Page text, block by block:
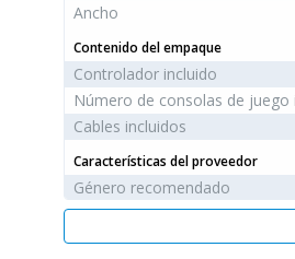
Ancho
Contenido del empaque
Controlador incluido
Número de consolas de juego
Cables incluidos
Características del proveedor
Género recomendado
Fabricante de procesador